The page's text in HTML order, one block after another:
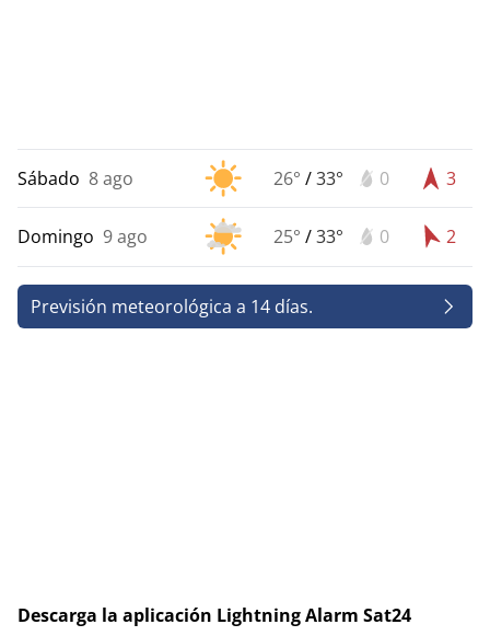
Sábado 8 ago 26° /33° 0 3
Domingo 9 ago 25° /33° 0 2
Previsión meteorológica a 14 días.
Descarga la aplicación Lightning Alarm Sat24